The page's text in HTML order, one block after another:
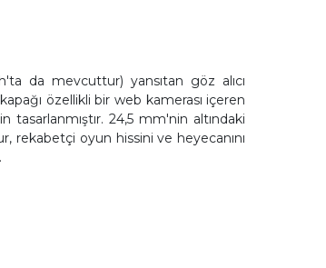
da mevcuttur) yansıtan göz alıcı
özellikli bir web kamerası içeren
tasarlanmıştır. 24,5 mm'nin altındaki
rekabetçi oyun hissini ve heyecanını